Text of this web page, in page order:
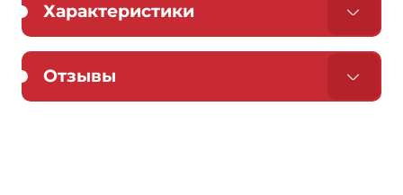
Характеристики
Отзывы